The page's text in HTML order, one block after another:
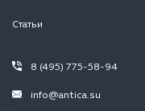
Статьи
8 (495) 775-58-94
info@antica.su